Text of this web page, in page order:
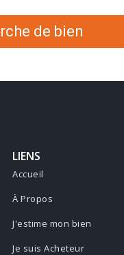
de bien
LIENS
Accueil
À Propos
J'estime mon bien
Je suis Acheteur